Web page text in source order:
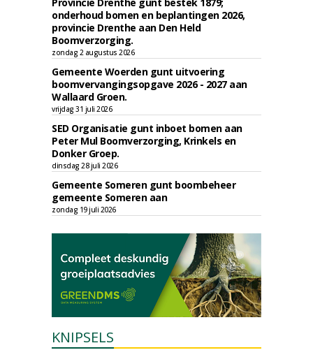
onderhoud bomen en beplantingen 2026,
provincie Drenthe aan Den Held
Boomverzorging.
zondag 2 augustus 2026
Gemeente Woerden gunt uitvoering
boomvervangingsopgave 2026 - 2027 aan
Wallaard Groen.
vrijdag 31 juli 2026
SED Organisatie gunt inboet bomen aan
Peter Mul Boomverzorging, Krinkels en
Donker Groep.
dinsdag 28 juli 2026
Gemeente Someren gunt boombeheer
gemeente Someren aan
zondag 19 juli 2026
KNIPSELS